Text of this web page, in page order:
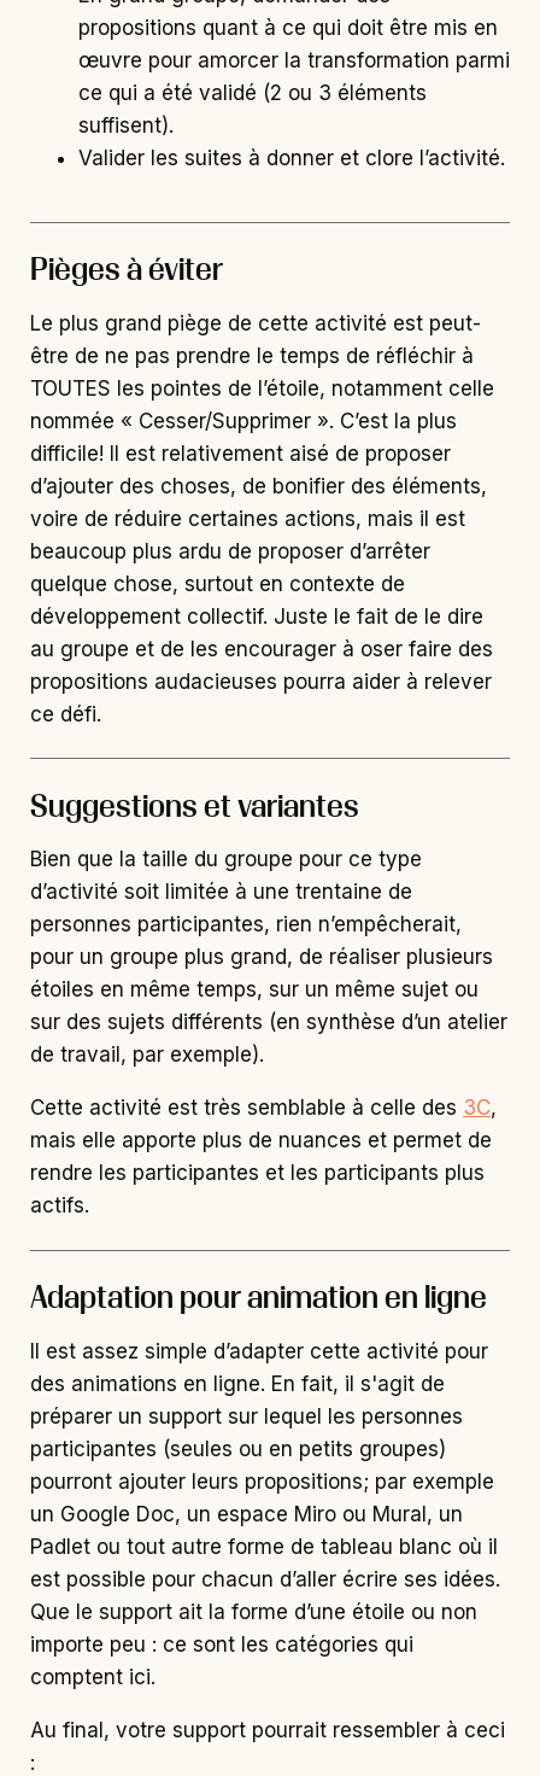
propositions quant à ce qui doit être mis en
œuvre pour amorcer la transformation parmi
ce qui a été validé (2 ou 3 éléments
suffisent).
Valider les suites à donner et clore l’activité.
Pièges à éviter
Le plus grand piège de cette activité est peut-
être de ne pas prendre le temps de réfléchir à
TOUTES les pointes de l’étoile, notamment celle
nommée « Cesser/Supprimer ». C’est la plus
difficile! Il est relativement aisé de proposer
d’ajouter des choses, de bonifier des éléments,
voire de réduire certaines actions, mais il est
beaucoup plus ardu de proposer d’arrêter
quelque chose, surtout en contexte de
développement collectif. Juste le fait de le dire
au groupe et de les encourager à oser faire des
propositions audacieuses pourra aider à relever
ce défi.
Suggestions et variantes
Bien que la taille du groupe pour ce type
d’activité soit limitée à une trentaine de
personnes participantes, rien n’empêcherait,
pour un groupe plus grand, de réaliser plusieurs
étoiles en même temps, sur un même sujet ou
sur des sujets différents (en synthèse d’un atelier
de travail, par exemple).
Cette activité est très semblable à celle des 3C,
mais elle apporte plus de nuances et permet de
rendre les participantes et les participants plus
actifs.
Adaptation pour animation en ligne
Il est assez simple d’adapter cette activité pour
des animations en ligne. En fait, il s'agit de
préparer un support sur lequel les personnes
participantes (seules ou en petits groupes)
pourront ajouter leurs propositions; par exemple
un Google Doc, un espace Miro ou Mural, un
Padlet ou tout autre forme de tableau blanc où il
est possible pour chacun d’aller écrire ses idées.
Que le support ait la forme d’une étoile ou non
importe peu : ce sont les catégories qui
comptent ici.
Au final, votre support pourrait ressembler à ceci
: